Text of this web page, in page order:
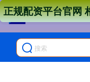
正规配资平台官网